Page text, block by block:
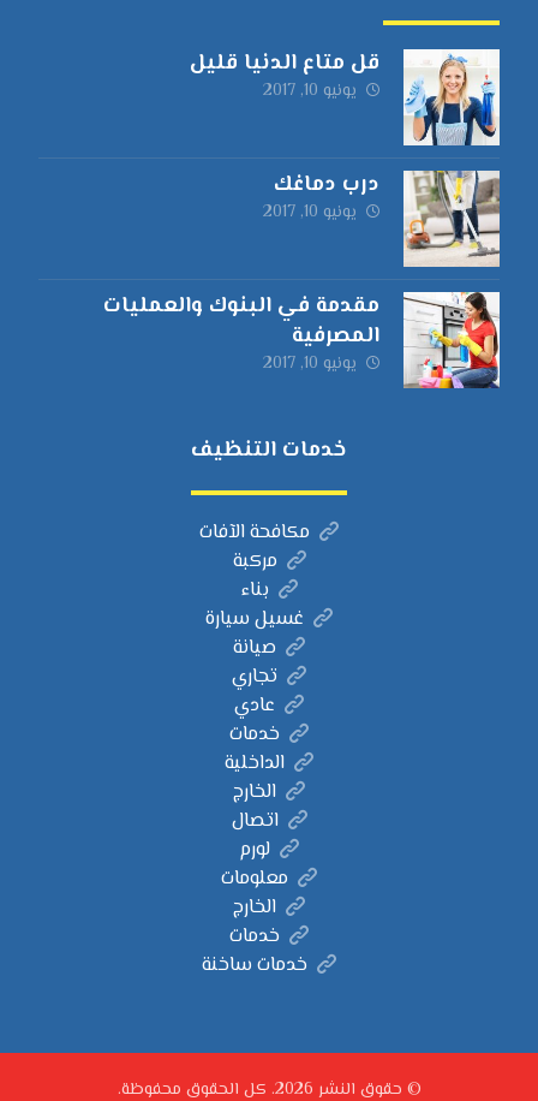
قل متاع الدنيا قليل
يونيو 10, 2017
درب دماغك
يونيو 10, 2017
مقدمة في البنوك والعمليات
المصرفية
يونيو 10, 2017
خدمات التنظيف
مكافحة الآفات
مركبة
بناء
غسيل سيارة
صيانة
تجاري
عادي
خدمات
الداخلية
الخارج
اتصال
لورم
معلومات
الخارج
خدمات
خدمات ساخنة
© حقوق النشر 2026. كل الحقوق محفوظة.